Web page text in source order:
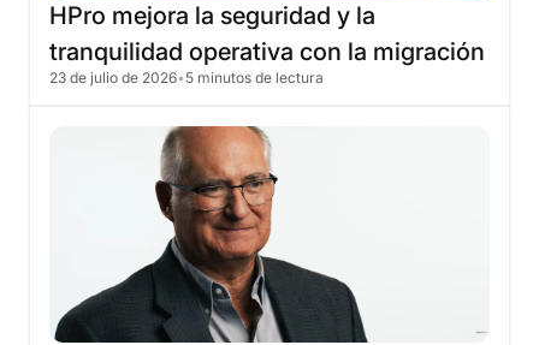
HPro mejora la seguridad y la
tranquilidad operativa con la migración
a la nube de Skyone
23 de julio de 2026• 5 minutos de lectura